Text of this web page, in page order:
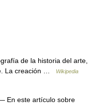
de la historia del arte,
La creación …
Wikipedia
En este artículo sobre